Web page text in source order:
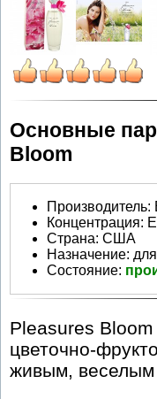
Основные
Bloom
Производитель:
Концентрация:
Страна: США
Назначение:
Состояние:
Pleasures
цветочно-
живым, веселым